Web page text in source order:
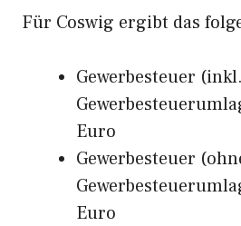
Für Coswig ergibt das
Gewerbesteuer (inkl.
Euro
Gewerbesteuer
Euro